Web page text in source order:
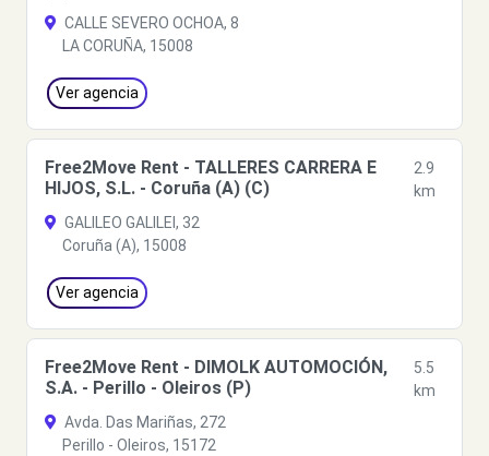
CALLE SEVERO OCHOA, 8
LA CORUÑA, 15008
Ver agencia
Free2Move Rent - TALLERES CARRERA E
HIJOS, S.L. - Coruña (A) (C)
2.9
km
GALILEO GALILEI, 32
Coruña (A), 15008
Ver agencia
Free2Move Rent - DIMOLK AUTOMOCIÓN,
S.A. - Perillo - Oleiros (P)
5.5
km
Avda. Das Mariñas, 272
Perillo - Oleiros, 15172